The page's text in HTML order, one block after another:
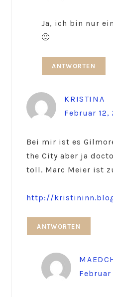
Ja, ich bin nur
🙂
ANTWORTEN
KRISTINA
Februar 12,
Bei mir ist es
the City aber ja
toll. Marc Meier ist
http://
ANTWORTEN
Februar